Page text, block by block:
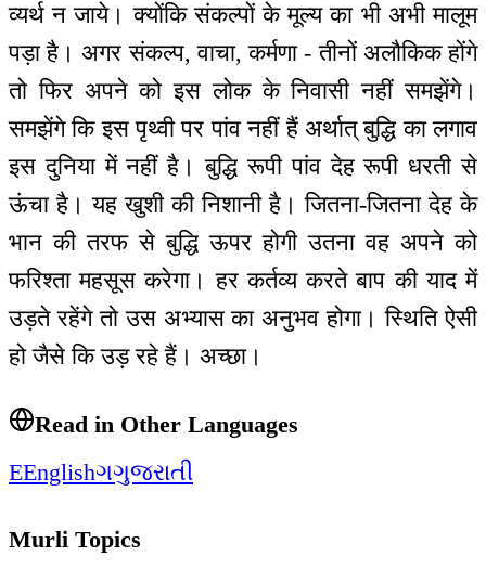
व्यर्थ न जाये। क्योंकि संकल्पों के मूल्य का भी अभी मालूम
पड़ा है। अगर संकल्प, वाचा, कर्मणा - तीनों अलौकिक होंगे
तो फिर अपने को इस लोक के निवासी नहीं समझेंगे।
समझेंगे कि इस पृथ्वी पर पांव नहीं हैं अर्थात् बुद्धि का लगाव
इस दुनिया में नहीं है। बुद्धि रूपी पांव देह रूपी धरती से
ऊंचा है। यह खुशी की निशानी है। जितना-जितना देह के
भान की तरफ से बुद्धि ऊपर होगी उतना वह अपने को
फरिश्ता महसूस करेगा। हर कर्तव्य करते बाप की याद में
उड़ते रहेंगे तो उस अभ्यास का अनुभव होगा। स्थिति ऐसी
हो जैसे कि उड़ रहे हैं। अच्छा।
Read in Other Languages
EEnglishગગુજરાતી
Murli Topics